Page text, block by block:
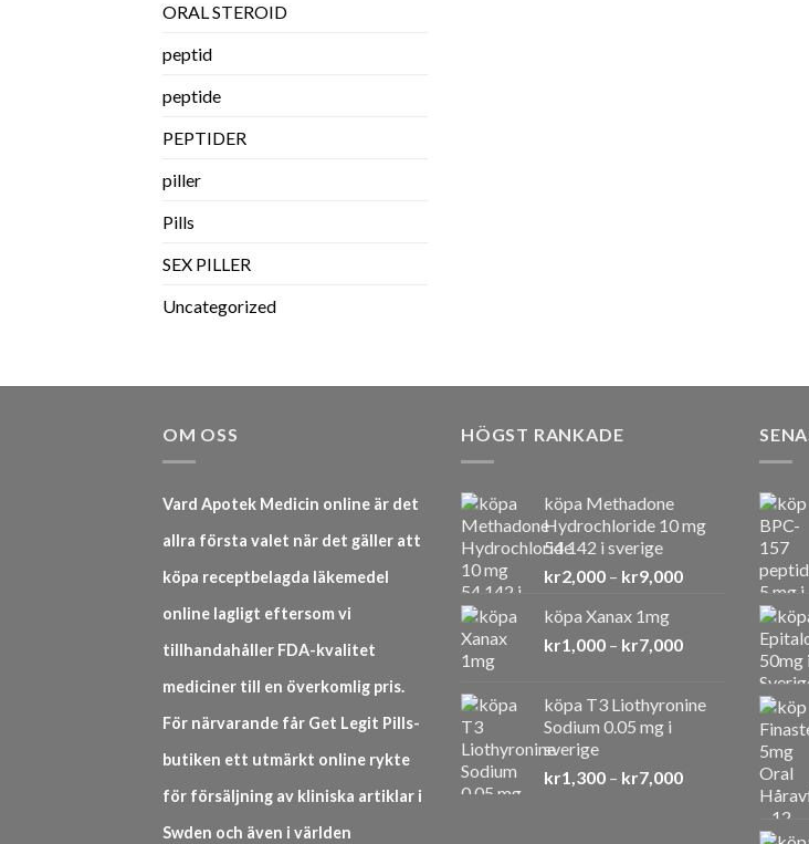
ORAL STEROID
peptid
peptide
PEPTIDER
piller
Pills
SEX PILLER
Uncategorized
OM OSS
Vard Apotek Medicin online är det
allra första valet när det gäller att
köpa receptbelagda läkemedel
online lagligt eftersom vi
tillhandahåller FDA-kvalitet
mediciner till en överkomlig pris.
För närvarande får Get Legit Pills-
butiken ett utmärkt online rykte
för försäljning av kliniska artiklar i
Swden och även i världen
HÖGST RANKADE
köpa Methadone
Hydrochloride 10 mg
54 142 i sverige
kr2,000 – kr9,000Prisintervall:
kr9,000
köpa Xanax 1mg
kr1,000 – kr7,000Prisintervall:
kr7,000
köpa T3 Liothyronine
Sodium 0.05 mg i
sverige
kr1,300 – kr7,000Prisintervall: